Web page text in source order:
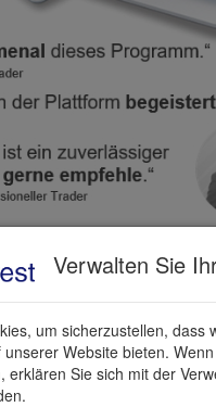
DEMO
Verwalten Sie
um sicherzustellen, dass
Website bieten.
erklären Sie sich mit der